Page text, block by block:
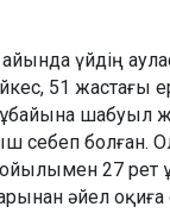
айында үйдің
51 жастағы
шабуыл
себеп болған.
27 рет
әйел